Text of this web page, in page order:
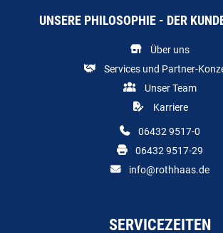
UNSERE PHILOSOPHIE - DER
Über uns
Services und Partner-
Unser Team
Karriere
06432 9517-0
06432 9517-29
info@rothhaas.de
SERVICEZEITEN